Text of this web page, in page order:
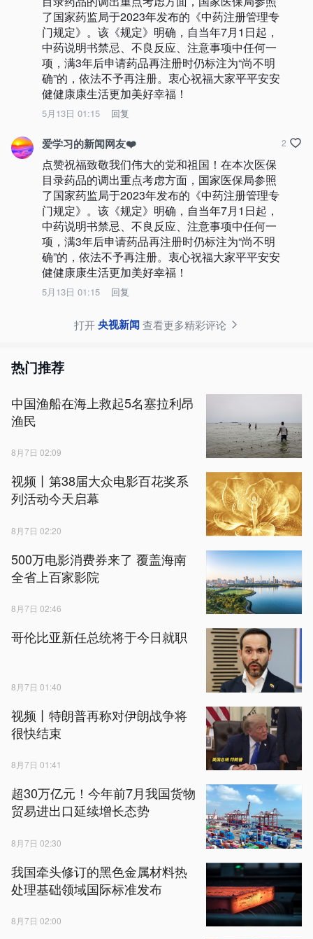
了国家药监局于2023年发布的《中药注册管理专
门规定》。该《规定》明确，自当年7月1日起，
中药说明书禁忌、不良反应、注意事项中任何一
项，满3年后申请药品再注册时仍标注为“尚不明
确”的，依法不予再注册。衷心祝福大家平平安安
健健康康生活更加美好幸福！
5月13日 01:15 回复
爱学习的新闻网友❤️
点赞祝福致敬我们伟大的党和祖国！在本次医保
目录药品的调出重点考虑方面，国家医保局参照
了国家药监局于2023年发布的《中药注册管理专
门规定》。该《规定》明确，自当年7月1日起，
中药说明书禁忌、不良反应、注意事项中任何一
项，满3年后申请药品再注册时仍标注为“尚不明
确”的，依法不予再注册。衷心祝福大家平平安安
健健康康生活更加美好幸福！
5月13日 01:15 回复
2
打开央视新闻查看更多精彩评论
热门推荐
中国渔船在海上救起5名塞拉利昂
渔民
8月7日 02:09
视频丨第38届大众电影百花奖系
列活动今天启幕
8月7日 02:20
500万电影消费券来了 覆盖海南
全省上百家影院
8月7日 02:46
哥伦比亚新任总统将于今日就职
8月7日 01:40
视频丨特朗普再称对伊朗战争将
很快结束
8月7日 01:41
超30万亿元！今年前7月我国货物
贸易进出口延续增长态势
8月7日 02:30
我国牵头修订的黑色金属材料热
处理基础领域国际标准发布
8月7日 02:00